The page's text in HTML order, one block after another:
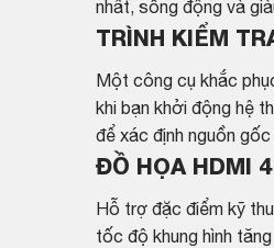
nhất, sống động và
TRÌNH KIỂM
Một công cụ khắc
khi bạn khởi động hệ
để xác định nguồn gốc
ĐỒ HỌA HDMI
Hỗ trợ đặc điểm kỹ
tốc độ khung hình